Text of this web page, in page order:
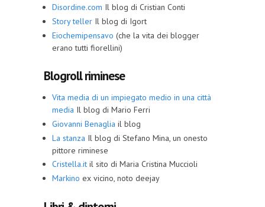
Disordine.com Il blog di Cristian Conti
Story teller Il blog di Igort
Eiochemipensavo (che la vita dei blogger
erano tutti fiorellini)
Blogroll riminese
Vita media di un impiegato medio in una città
media Il blog di Mario Ferri
Giovanni Benaglia il blog
La stanza Il blog di Stefano Mina, un onesto
pittore riminese
Cristella.it il sito di Maria Cristina Muccioli
Markino ex vicino, noto deejay